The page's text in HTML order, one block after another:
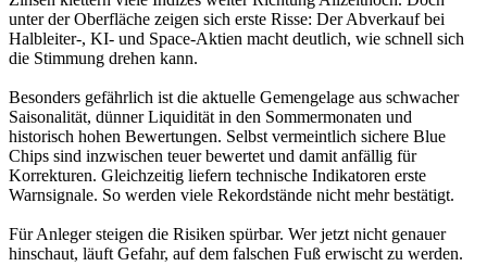
unter der Oberfläche zeigen sich erste Risse: Der Abverkauf bei
Halbleiter-, KI- und Space-Aktien macht deutlich, wie schnell sich
die Stimmung drehen kann.
Besonders gefährlich ist die aktuelle Gemengelage aus schwacher
Saisonalität, dünner Liquidität in den Sommermonaten und
historisch hohen Bewertungen. Selbst vermeintlich sichere Blue
Chips sind inzwischen teuer bewertet und damit anfällig für
Korrekturen. Gleichzeitig liefern technische Indikatoren erste
Warnsignale. So werden viele Rekordstände nicht mehr bestätigt.
Für Anleger steigen die Risiken spürbar. Wer jetzt nicht genauer
hinschaut, läuft Gefahr, auf dem falschen Fuß erwischt zu werden.